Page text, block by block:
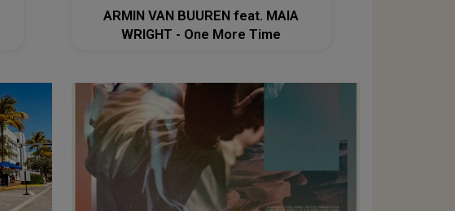
ARMIN VAN BUUREN feat. MAIA
WRIGHT - One More Time